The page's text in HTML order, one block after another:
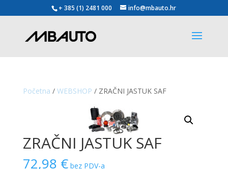
+ 385 (1) 2481 000 info@mbauto.hr
Početna / WEBSHOP / ZRAČNI JASTUK SAF
ZRAČNI JASTUK SAF
72,98 € bez PDV-a